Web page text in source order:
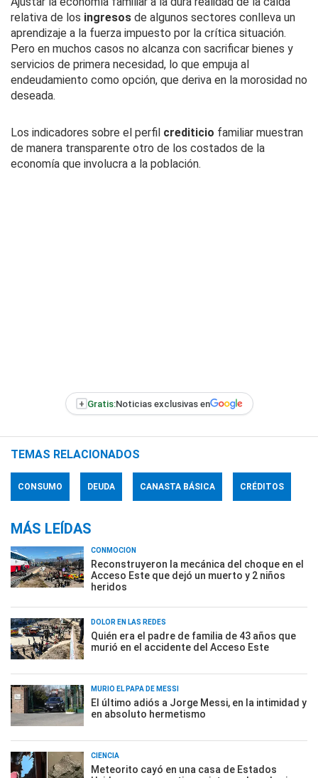
relativa de los ingresos de algunos sectores conlleva un
aprendizaje a la fuerza impuesto por la crítica situación.
Pero en muchos casos no alcanza con sacrificar bienes y
servicios de primera necesidad, lo que empuja al
endeudamiento como opción, que deriva en la morosidad no
deseada.
Los indicadores sobre el perfil crediticio familiar muestran
de manera transparente otro de los costados de la
economía que involucra a la población.
+ Gratis:Noticias exclusivas en
TEMAS RELACIONADOS
CONSUMO DEUDA CANASTA BÁSICA CRÉDITOS
MÁS LEÍDAS
CONMOCIÓN
Reconstruyeron la mecánica del choque en el
Acceso Este que dejó un muerto y 2 niños
heridos
DOLOR EN LAS REDES
Quién era el padre de familia de 43 años que
murió en el accidente del Acceso Este
MURIÓ EL PAPÁ DE MESSI
El último adiós a Jorge Messi, en la intimidad y
en absoluto hermetismo
CIENCIA
Meteorito cayó en una casa de Estados